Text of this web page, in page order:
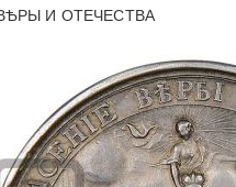
И ОТЕЧЕСТВА